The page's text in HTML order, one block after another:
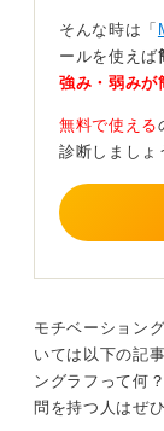
たとえば、「
思決定が速い
数の職種候補
分析で終わ
チを防ごう
次に、その仕
ーンで実際に
もし、ここ
ならない場合
そんな時は「
ールを使えば
強み・弱みが
無料で使える
診断しましょ
モチベーション
いては以下の記
ングラフって何
問を持つ人はぜ